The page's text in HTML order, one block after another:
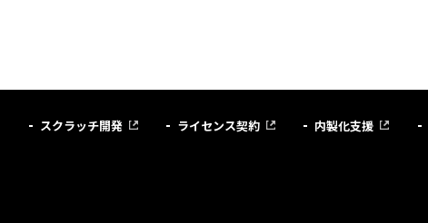
スクラッチ開発 ライセンス契約 内製化支援